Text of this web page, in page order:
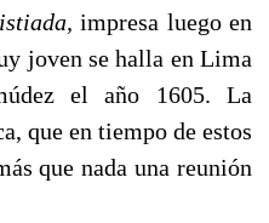
impresa luego en
joven se halla en Lima
el año 1605. La
que en tiempo de estos
que nada una reunión